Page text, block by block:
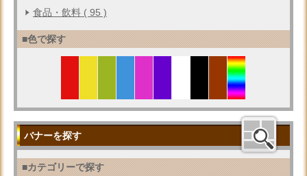
食品・飲料 ( 95 )
■色で探す
バナーを探す
■カテゴリーで探す